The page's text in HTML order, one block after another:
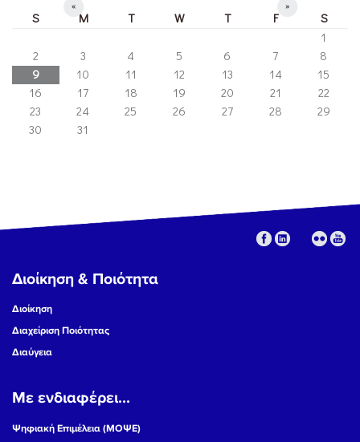
« »
S M T W T F
S
1
2
3 4 5 6 7
8
9
10 11 12 13 14
15
16
17 18 19 20 21
22
23
24 25 26 27 28
29
30
31
Διοίκηση & Ποιότητα
Διοίκηση
Διαχείριση Ποιότητας
Διαύγεια
Με ενδιαφέρει...
Ψηφιακή Επιμέλεια (ΜΟΨΕ)